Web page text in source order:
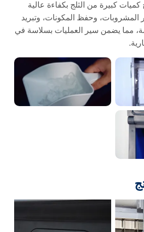
كميات كبيرة من الثلج بكفاءة عالية
المشروبات، وحفظ المكونات، وتبريد
مما يضمن سير العمليات بسلاسة في